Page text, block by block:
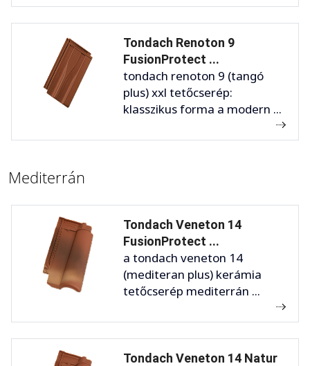
Tondach Renoton 9
FusionProtect ...
tondach renoton 9 (tangó
plus) xxl tetőcserép:
klasszikus forma a modern ...
Mediterrán
Tondach Veneton 14
FusionProtect ...
a tondach veneton 14
(mediteran plus) kerámia
tetőcserép mediterrán ...
Tondach Veneton 14 Natur